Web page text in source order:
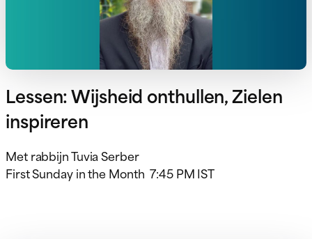
Lessen: Wijsheid onthullen, Zielen
inspireren
Met rabbijn Tuvia Serber
First Sunday in the Month 7:45 PM IST